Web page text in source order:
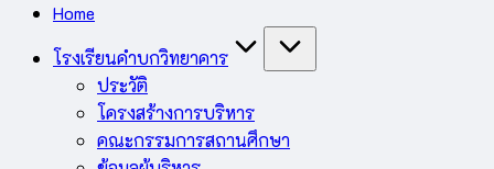
Home
โรงเรียนคำบกวิทยาคาร
ประวัติ
โครงสร้างการบริหาร
คณะกรรมการสถานศึกษา